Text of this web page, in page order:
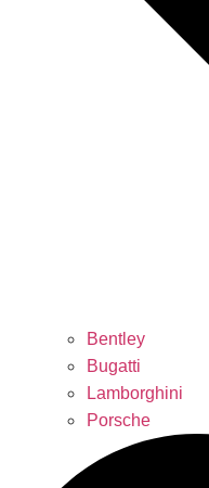
Bentley
Bugatti
Lamborghini
Porsche